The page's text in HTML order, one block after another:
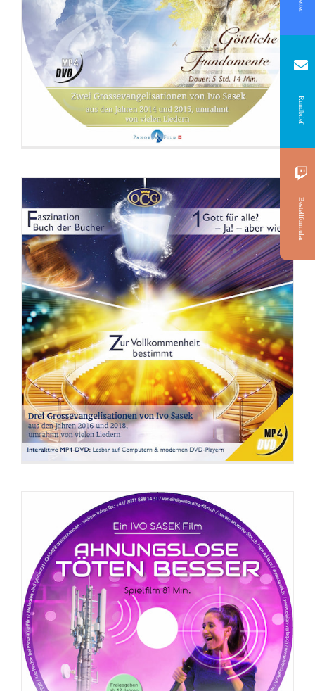
DVD: 3 Evangelisationstreffen
DVD: Ahnungslose töten besser
DVD: Beziehung zu Gott = Beziehung
untereinander
Rundbrief
Bestellformular